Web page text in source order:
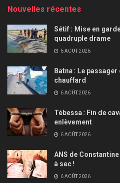
Nouvelles récentes
Sétif : Mise en
quadruple drame
6 AOÛT 2026
Batna : Le
chauffard
6 AOÛT 2026
Tébessa : Fin de
enlèvement
6 AOÛT 2026
ANS de
à sec !
6 AOÛT 2026